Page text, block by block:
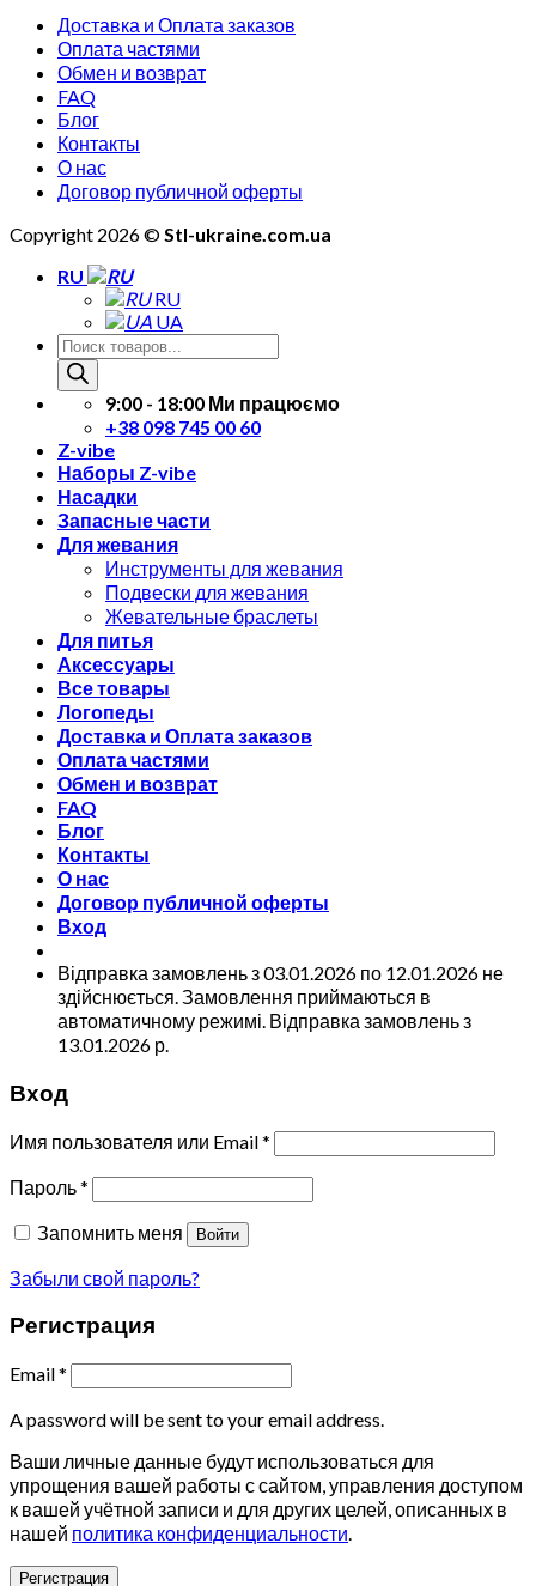
Доставка и Оплата заказов
Оплата частями
Обмен и возврат
FAQ
Блог
Контакты
О нас
Договор публичной оферты
Copyright 2026 ©Stl-ukraine.com.ua
RU
RU
UA
Поиск
товаров
9:00 - 18:00 Ми працюємо
+38 098 745 00 60
Z-vibe
Наборы Z-vibe
Насадки
Запасные части
Для жевания
Инструменты для жевания
Подвески для жевания
Жевательные браслеты
Для питья
Аксессуары
Все товары
Логопеды
Доставка и Оплата заказов
Оплата частями
Обмен и возврат
FAQ
Блог
Контакты
О нас
Договор публичной оферты
Вход
Відправка замовлень з 03.01.2026 по 12.01.2026 не
здійснюється. Замовлення приймаються в
автоматичному режимі. Відправка замовлень з
13.01.2026 р.
Вход
Имя пользователя или Email*
Пароль*
Запомнить меня
Войти
Забыли свой пароль?
Регистрация
Email*
A password will be sent to your email address.
Ваши личные данные будут использоваться для
упрощения вашей работы с сайтом, управления доступом
к вашей учётной записи и для других целей, описанных в
нашей политика конфиденциальности.
Регистрация